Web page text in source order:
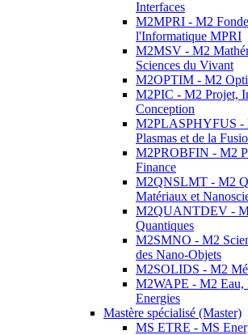
Interfaces
M2MPRI - M2
l'Informatique MPRI
M2MSV - M2
Sciences du Vivant
M2OPTIM - M2
M2PIC - M2 Projet,
Conception
M2PLASPHYFUS -
Plasmas et de la
M2PROBFIN - M2
Finance
M2QNSLMT - M2
Matériaux et
M2QUANTDEV -
Quantiques
M2SMNO - M2
des Nano-Objets
M2SOLIDS - M2
M2WAPE - M2
Energies
Mastère spécialisé (Master)
MS ETRE - MS